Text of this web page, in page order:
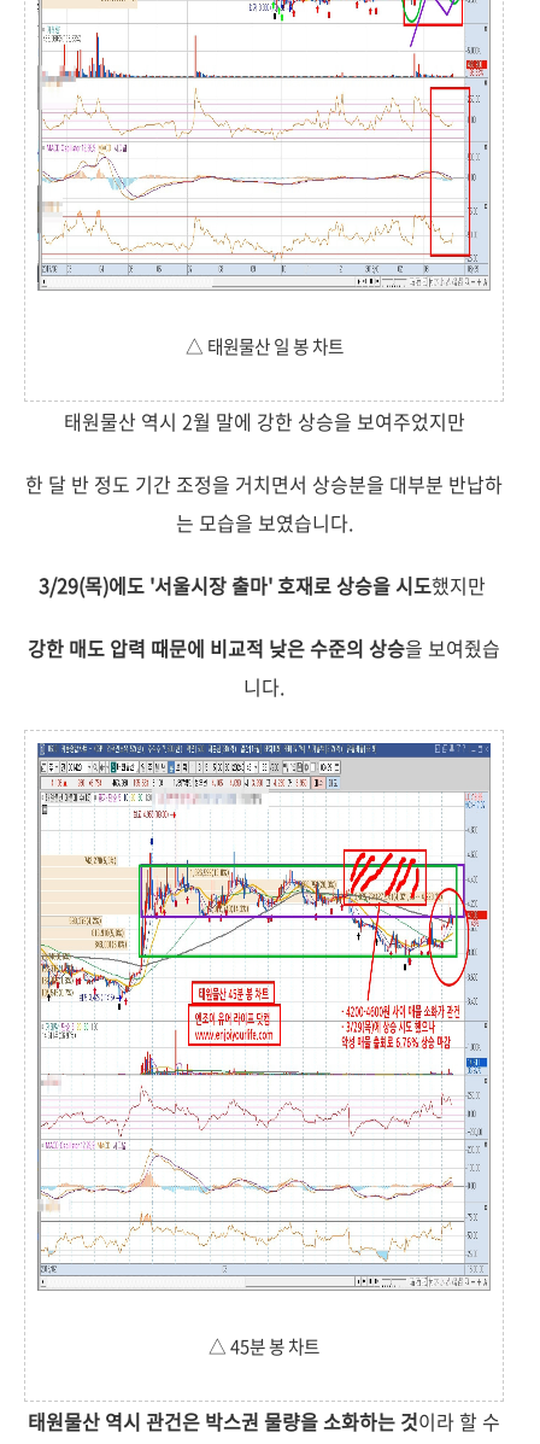
△ 태원물산 일 봉 차트
태원물산 역시 2월 말에 강한 상승을 보여주었지만
한 달 반 정도 기간 조정을 거치면서 상승분을 대부분 반납하
는 모습을 보였습니다.
3/29(목)에도 '서울시장 출마' 호재로 상승을 시도했지만
강한 매도 압력 때문에 비교적 낮은 수준의 상승을 보여줬습
니다.
△ 45분 봉 차트
태원물산 역시 관건은 박스권 물량을 소화하는 것이라 할 수